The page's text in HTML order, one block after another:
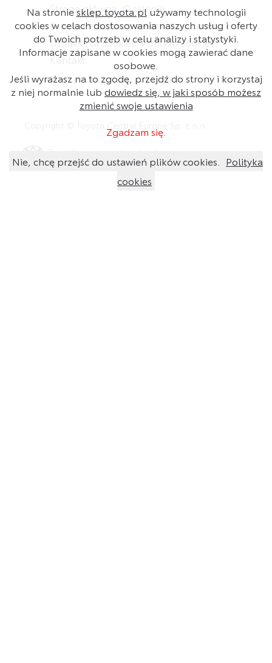
Strona główna O sklepie
Dla dealera Baza wiedzy Regulamin
Ustawienia cookies Polityka cookies
Kontakt
Na stroniesklep.toyota.pl używamy technologii
cookies w celach dostosowania naszych usług i oferty
do Twoich potrzeb w celu analizy i statystyki.
Informacje zapisane w cookies mogą zawierać dane
osobowe.
Jeśli wyrażasz na to zgodę, przejdź do strony i korzystaj
z niej normalnie lub dowiedz się, w jaki sposób możesz
zmienić swoje ustawienia
Zgadzam się.
Nie, chcę przejść do ustawień plików cookies.
Polityka
cookies